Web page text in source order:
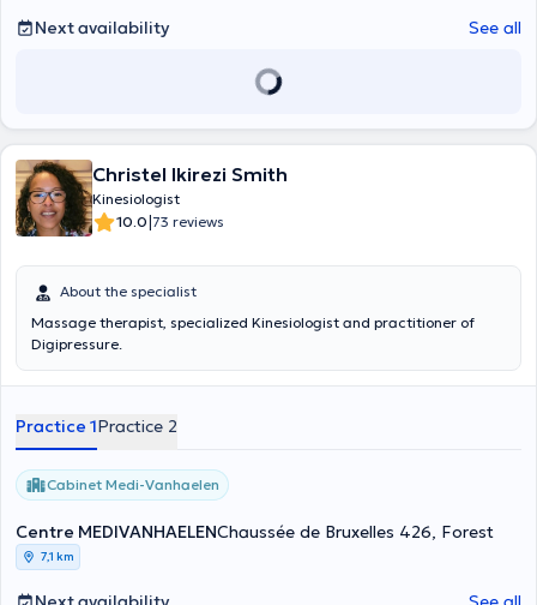
Next availability See all
Christel Ikirezi Smith
Kinesiologist
10.0|73 reviews
About the specialist
Massage therapist, specialized Kinesiologist and practitioner of
Digipressure.
Practice 1Practice 2
Cabinet Medi-Vanhaelen
Centre MEDIVANHAELENChaussée de Bruxelles 426, Forest
7,1 km